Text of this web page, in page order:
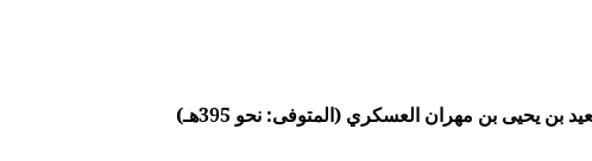
يحيى بن مهران العسكري (المتوفى: نحو 395هـ)